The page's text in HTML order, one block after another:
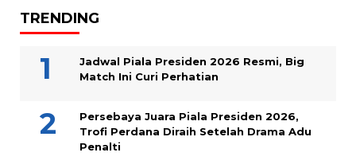
TRENDING
Jadwal Piala Presiden 2026 Resmi, Big
Match Ini Curi Perhatian
Persebaya Juara Piala Presiden 2026,
Trofi Perdana Diraih Setelah Drama Adu
Penalti